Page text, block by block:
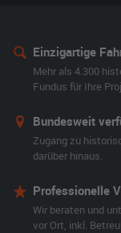
Einzigartige
Mehr als 4.300
Fundus für Ihre
Bundesweit
Zugang zu
darüber hinaus.
Professionelle
Wir beraten und
vor Ort, inkl.